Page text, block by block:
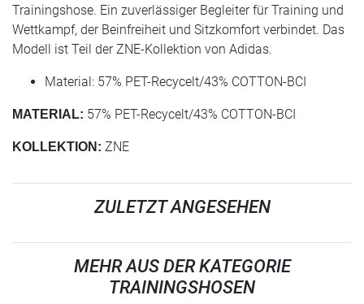
Trainingshose. Ein zuverlässiger Begleiter für Training und
Wettkampf, der Beinfreiheit und Sitzkomfort verbindet. Das
Modell ist Teil der ZNE-Kollektion von Adidas.
Material: 57% PET-Recycelt/43% COTTON-BCI
MATERIAL: 57% PET-Recycelt/43% COTTON-BCI
KOLLEKTION: ZNE
ZULETZT ANGESEHEN
MEHR AUS DER KATEGORIE
TRAININGSHOSEN